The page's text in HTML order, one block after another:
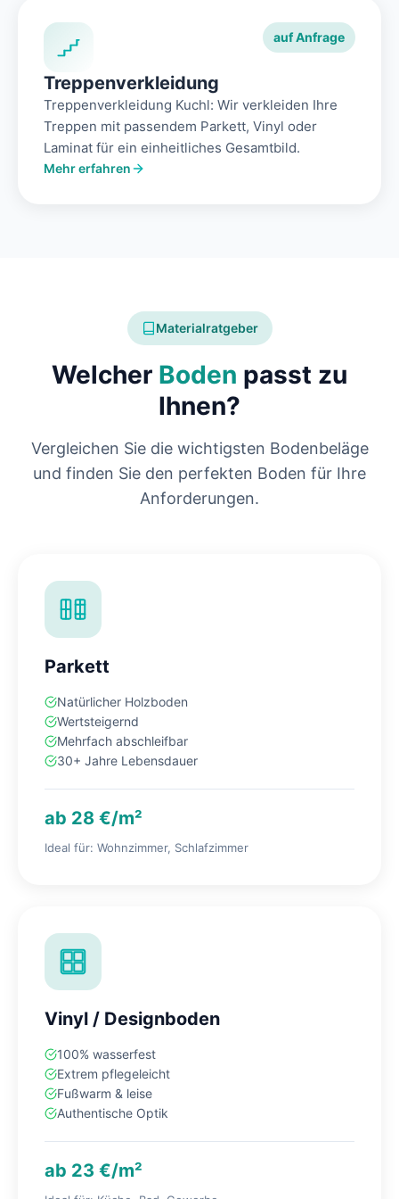
auf Anfrage
Treppenverkleidung
Treppenverkleidung Kuchl: Wir verkleiden Ihre
Treppen mit passendem Parkett, Vinyl oder
Laminat für ein einheitliches Gesamtbild.
Mehr erfahren
Materialratgeber
Welcher Boden passt zu
Ihnen?
Vergleichen Sie die wichtigsten Bodenbeläge
und finden Sie den perfekten Boden für Ihre
Anforderungen.
Parkett
Natürlicher Holzboden
Wertsteigernd
Mehrfach abschleifbar
30+ Jahre Lebensdauer
ab 28 €/m²
Ideal für: Wohnzimmer, Schlafzimmer
Vinyl / Designboden
100% wasserfest
Extrem pflegeleicht
Fußwarm & leise
Authentische Optik
ab 23 €/m²